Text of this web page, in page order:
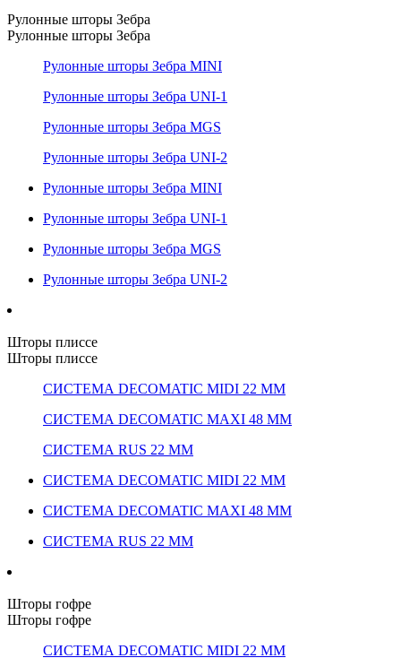
Рулонные шторы Зебра
Рулонные шторы Зебра
Рулонные шторы Зебра MINI
Рулонные шторы Зебра UNI-1
Рулонные шторы Зебра MGS
Рулонные шторы Зебра UNI-2
Рулонные шторы Зебра MINI
Рулонные шторы Зебра UNI-1
Рулонные шторы Зебра MGS
Рулонные шторы Зебра UNI-2
Шторы плиссе
Шторы плиссе
СИСТЕМА DECOMATIC MIDI 22 ММ
СИСТЕМА DECOMATIC MAXI 48 ММ
СИСТЕМА RUS 22 ММ
СИСТЕМА DECOMATIC MIDI 22 ММ
СИСТЕМА DECOMATIC MAXI 48 ММ
СИСТЕМА RUS 22 ММ
Шторы гофре
Шторы гофре
СИСТЕМА DECOMATIC MIDI 22 ММ